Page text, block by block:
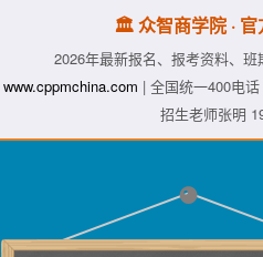
🏛️ 众智商学院 ·
2026年最新报名、报考资料、
www.cppmchina.com | 全国统一400电
招生老师张明